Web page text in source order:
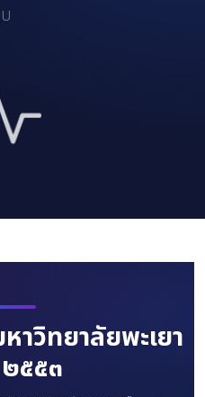
วิทยาลัยพะเยา
๕๕๓